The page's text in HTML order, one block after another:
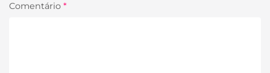
Comentário *